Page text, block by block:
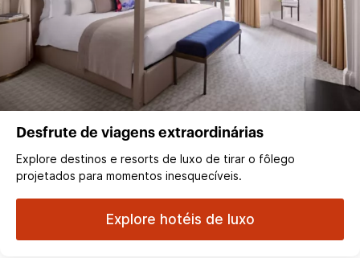
Desfrute de viagens extraordinárias
Explore destinos e resorts de luxo de tirar o fôlego
projetados para momentos inesquecíveis.
Explore hotéis de luxo